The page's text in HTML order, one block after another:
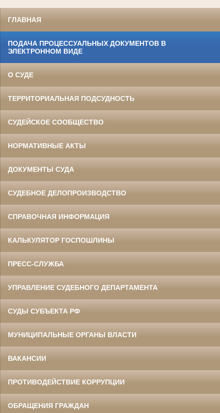
ГЛАВНАЯ
ПОДАЧА ПРОЦЕССУАЛЬНЫХ ДОКУМЕНТОВ В
ЭЛЕКТРОННОМ ВИДЕ
О СУДЕ
ТЕРРИТОРИАЛЬНАЯ ПОДСУДНОСТЬ
СУДЕЙСКОЕ СООБЩЕСТВО
НОРМАТИВНЫЕ АКТЫ
ДОКУМЕНТЫ СУДА
СУДЕБНОЕ ДЕЛОПРОИЗВОДСТВО
СПРАВОЧНАЯ ИНФОРМАЦИЯ
КАЛЬКУЛЯТОР ГОСПОШЛИНЫ
ПРЕСС-СЛУЖБА
УПРАВЛЕНИЕ СУДЕБНОГО ДЕПАРТАМЕНТА
СУДЫ СУБЪЕКТА РФ
МУНИЦИПАЛЬНЫЕ ОРГАНЫ ВЛАСТИ
ВАКАНСИИ
ПРОТИВОДЕЙСТВИЕ КОРРУПЦИИ
ОБРАЩЕНИЯ ГРАЖДАН